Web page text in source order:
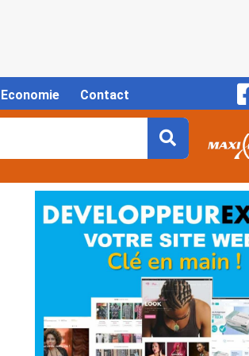
Economie Contact